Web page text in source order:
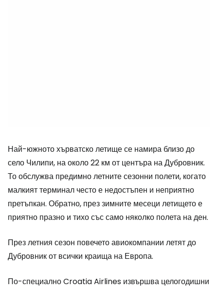
Най-южното хърватско летище се намира близо до
село Чилипи, на около 22 км от центъра на Дубровник.
То обслужва предимно летните сезонни полети, когато
малкият терминал често е недостъпен и неприятно
претъпкан. Обратно, през зимните месеци летището е
приятно празно и тихо със само няколко полета на ден.
През летния сезон повечето авиокомпании летят до
Дубровник от всички краища на Европа.
По-специално Croatia Airlines извършва целогодишни